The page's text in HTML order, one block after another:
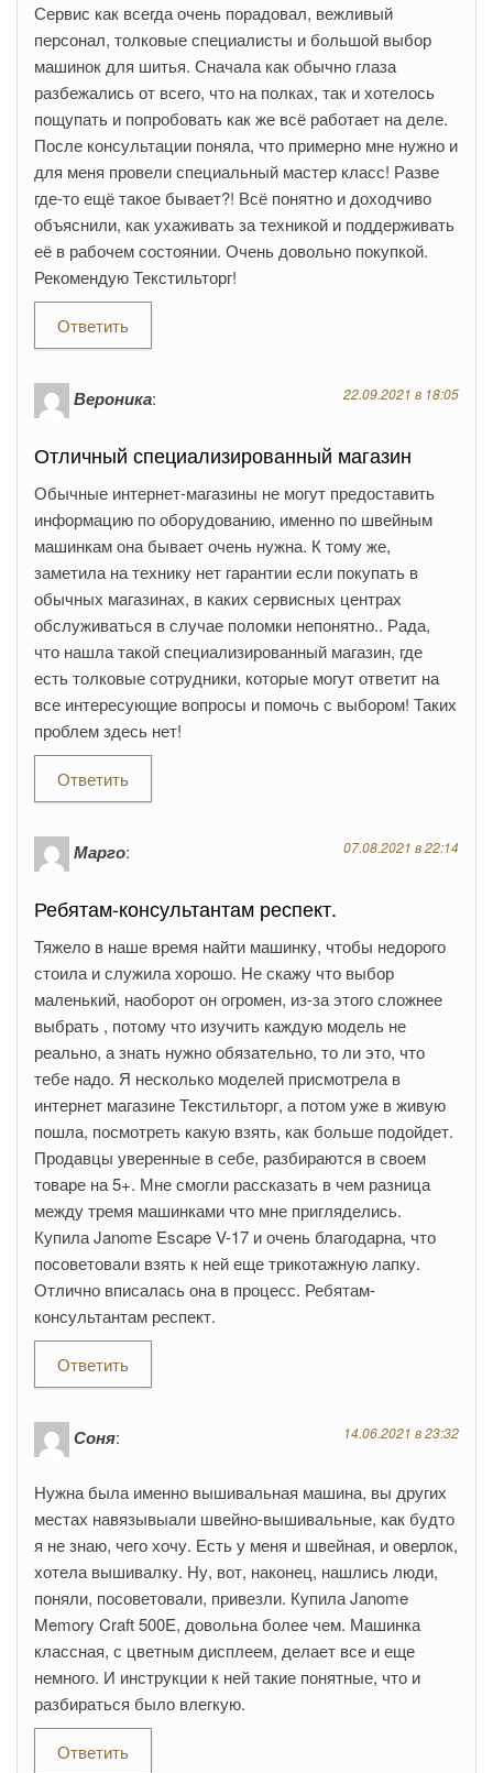
Сервис как всегда очень порадовал, вежливый
персонал, толковые специалисты и большой выбор
машинок для шитья. Сначала как обычно глаза
разбежались от всего, что на полках, так и хотелось
пощупать и попробовать как же всё работает на деле.
После консультации поняла, что примерно мне нужно и
для меня провели специальный мастер класс! Разве
где-то ещё такое бывает?! Всё понятно и доходчиво
объяснили, как ухаживать за техникой и поддерживать
её в рабочем состоянии. Очень довольно покупкой.
Рекомендую Текстильторг!
Ответить
Вероника: 22.09.2021 в 18:05
Отличный специализированный магазин
Обычные интернет-магазины не могут предоставить
информацию по оборудованию, именно по швейным
машинкам она бывает очень нужна. К тому же,
заметила на технику нет гарантии если покупать в
обычных магазинах, в каких сервисных центрах
обслуживаться в случае поломки непонятно.. Рада,
что нашла такой специализированный магазин, где
есть толковые сотрудники, которые могут ответит на
все интересующие вопросы и помочь с выбором! Таких
проблем здесь нет!
Ответить
Марго: 07.08.2021 в 22:14
Ребятам-консультантам респект.
Тяжело в наше время найти машинку, чтобы недорого
стоила и служила хорошо. Не скажу что выбор
маленький, наоборот он огромен, из-за этого сложнее
выбрать , потому что изучить каждую модель не
реально, а знать нужно обязательно, то ли это, что
тебе надо. Я несколько моделей присмотрела в
интернет магазине Текстильторг, а потом уже в живую
пошла, посмотреть какую взять, как больше подойдет.
Продавцы уверенные в себе, разбираются в своем
товаре на 5+. Мне смогли рассказать в чем разница
между тремя машинками что мне пригляделись.
Купила Janome Escape V-17 и очень благодарна, что
посоветовали взять к ней еще трикотажную лапку.
Отлично вписалась она в процесс. Ребятам-
консультантам респект.
Ответить
Соня: 14.06.2021 в 23:32
Нужна была именно вышивальная машина, вы других
местах навязывыали швейно-вышивальные, как будто
я не знаю, чего хочу. Есть у меня и швейная, и оверлок,
хотела вышивалку. Ну, вот, наконец, нашлись люди,
поняли, посоветовали, привезли. Купила Janome
Memory Craft 500E, довольна более чем. Машинка
классная, с цветным дисплеем, делает все и еще
немного. И инструкции к ней такие понятные, что и
разбираться было влегкую.
Ответить